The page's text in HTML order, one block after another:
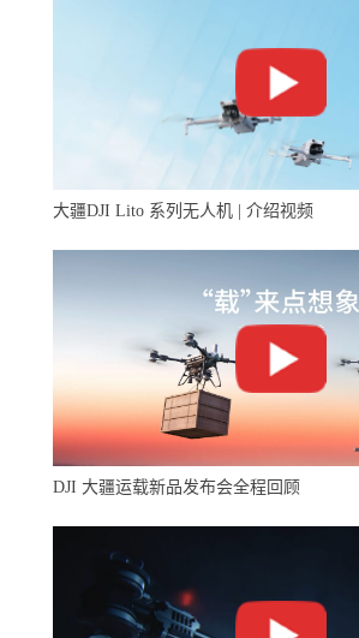
大疆DJI Lito 系列无人机 | 介绍视频
DJI 大疆运载新品发布会全程回顾